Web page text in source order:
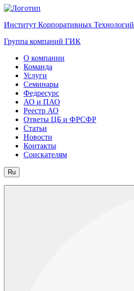
Институт Корпоративных Технологий
Группа компаний ГИК
О компании
Команда
Услуги
Семинары
Федресурс
АО и ПАО
Реестр АО
Ответы ЦБ и ФРСФР
Статьи
Новости
Контакты
Соискателям
Ru